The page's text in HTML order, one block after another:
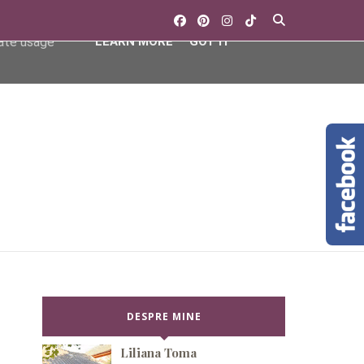
DESPRE MINE
Liliana Toma
agent
usage
LEARN MORE GOT IT